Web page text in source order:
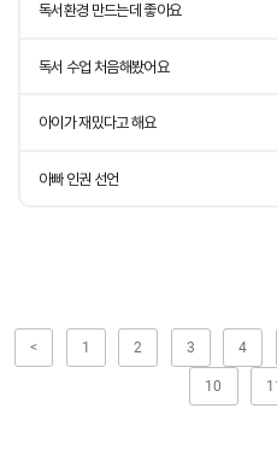
독서환경 만드는데 좋아요
독서 수업 처음해봤어요
아이가 재밌다고 해요
아빠 인권 선언
< 1 2 3 4
10 11